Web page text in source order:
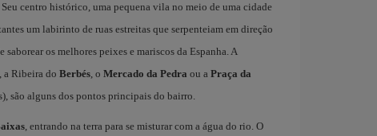
centro histórico, uma pequena vila no meio de uma cidade
um labirinto de ruas estreitas que serpenteiam em direção
os melhores peixes e mariscos da Espanha. A
, a Ribeira do Berbés, o Mercado da Pedra ou a Praça da
são alguns dos pontos principais do bairro.
, entrando na terra para se misturar com a água do rio. O